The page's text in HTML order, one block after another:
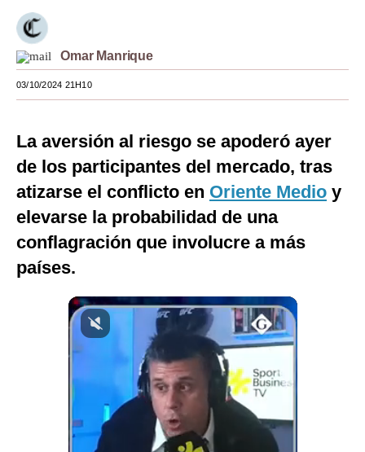
Mundo
EEUU
México
Internacional
Tecnología
Mix
G de Gestión
Notas Contratadas
Omar Manrique
03/10/2024 21H10
La aversión al riesgo se apoderó ayer
de los participantes del mercado, tras
atizarse el conflicto en Oriente Medio y
elevarse la probabilidad de una
conflagración que involucre a más
países.